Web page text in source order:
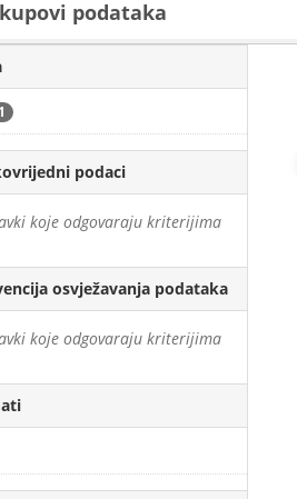
podаtаkа
1
podaci
koje odgovaraju kriterijima
osvježavanja podataka
koje odgovaraju kriterijima